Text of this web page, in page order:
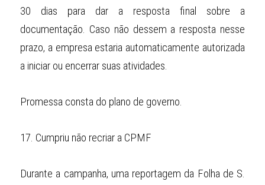
30 dias para dar a resposta final sobre a
documentação. Caso não dessem a resposta nesse
prazo, a empresa estaria automaticamente autorizada
a iniciar ou encerrar suas atividades.
Promessa consta do plano de governo.
17. Cumpriu não recriar a CPMF
Durante a campanha, uma reportagem da Folha de S.